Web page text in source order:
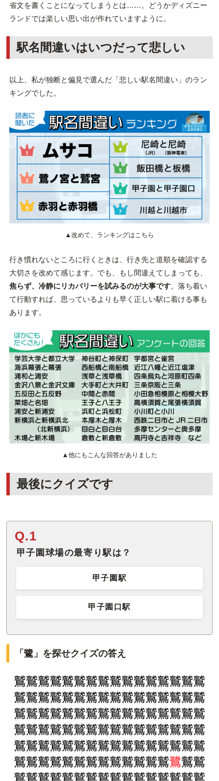
省文を書くことになってしまうとは……。どうかディズニー
ランドでは楽しい思い出が作れていますように。
駅名間違いはいつだって悲しい
以上、私が独断と偏見で選んだ「悲しい駅名間違い」のラン
キングでした。
▲改めて、ランキングはこちら
行き慣れないところに行くときは、行き先と道順を確認する
大切さを改めて感じます。でも、もし間違えてしまっても、
焦らず、冷静にリカバリーを試みるのが大事です。落ち着い
て行動すれば、思っているよりも早く正しい駅に着ける事も
あります。
▲他にもこんな回答がありました
最後にクイズです
Q.1
甲子園球場の最寄り駅は？
甲子園駅
甲子園口駅
「鷺」を探せクイズの答え